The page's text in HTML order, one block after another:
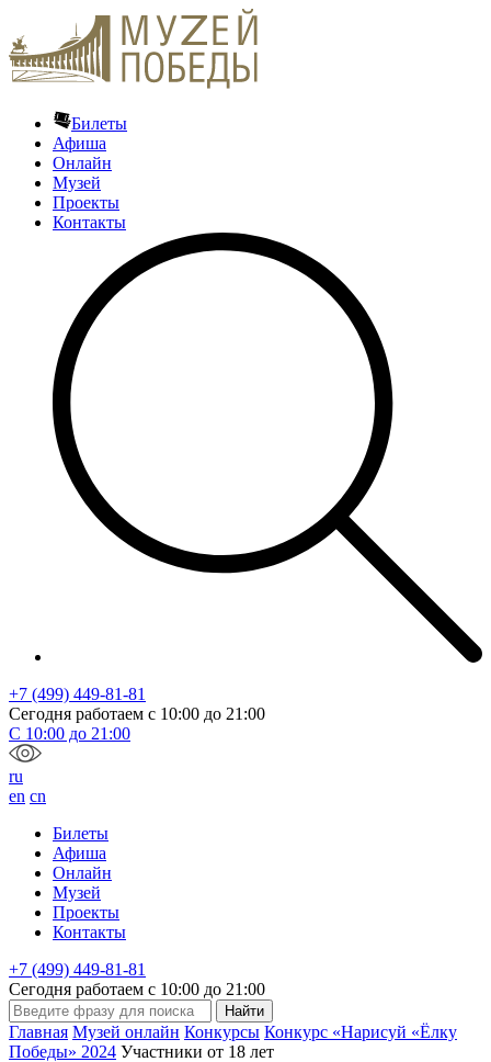
Билеты
Афиша
Онлайн
Музей
Проекты
Контакты
+7 (499) 449-81-81
Сегодня работаем с 10:00 до 21:00
С 10:00 до 21:00
ru
en cn
Билеты
Афиша
Онлайн
Музей
Проекты
Контакты
+7 (499) 449-81-81
Сегодня работаем с 10:00 до 21:00
Главная Музей онлайн Конкурсы Конкурс «Нарисуй «Ёлку
Победы» 2024 Участники от 18 лет